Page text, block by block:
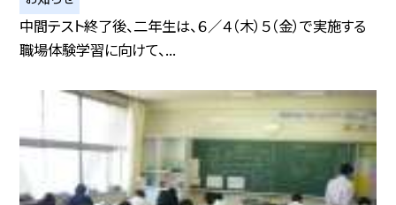
中間テスト終了後、二年生は、６／４（木）５（金）で実施する
職場体験学習に向けて、...